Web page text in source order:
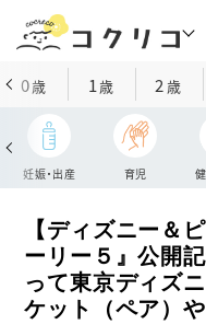
0歳 1歳 2 歳
妊娠・出産 育児
【ディズニー＆
ーリー５』公開
って東京ディズ
ケット（ペア）